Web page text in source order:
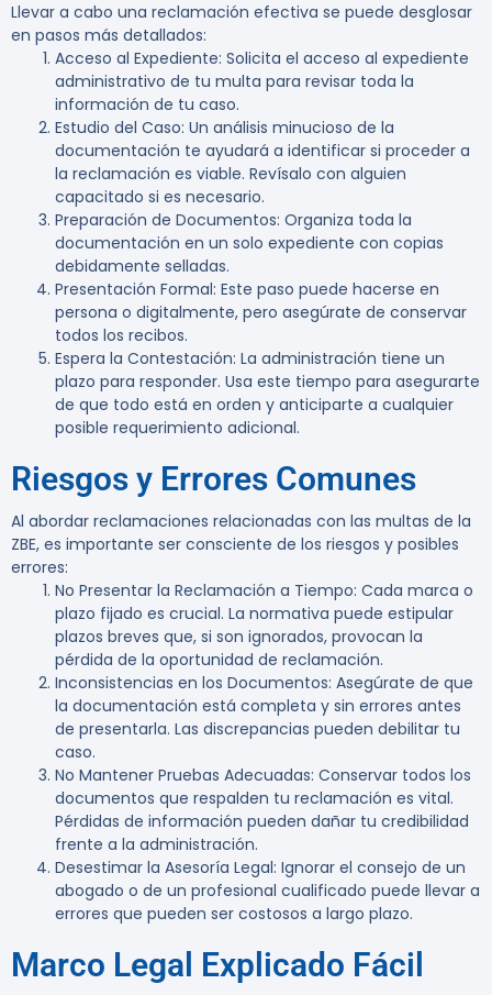
Llevar a cabo una reclamación efectiva se puede desglosar
en pasos más detallados:
Acceso al Expediente: Solicita el acceso al expediente
administrativo de tu multa para revisar toda la
información de tu caso.
Estudio del Caso: Un análisis minucioso de la
documentación te ayudará a identificar si proceder a
la reclamación es viable. Revísalo con alguien
capacitado si es necesario.
Preparación de Documentos: Organiza toda la
documentación en un solo expediente con copias
debidamente selladas.
Presentación Formal: Este paso puede hacerse en
persona o digitalmente, pero asegúrate de conservar
todos los recibos.
Espera la Contestación: La administración tiene un
plazo para responder. Usa este tiempo para asegurarte
de que todo está en orden y anticiparte a cualquier
posible requerimiento adicional.
Riesgos y Errores Comunes
Al abordar reclamaciones relacionadas con las multas de la
ZBE, es importante ser consciente de los riesgos y posibles
errores:
No Presentar la Reclamación a Tiempo: Cada marca o
plazo fijado es crucial. La normativa puede estipular
plazos breves que, si son ignorados, provocan la
pérdida de la oportunidad de reclamación.
Inconsistencias en los Documentos: Asegúrate de que
la documentación está completa y sin errores antes
de presentarla. Las discrepancias pueden debilitar tu
caso.
No Mantener Pruebas Adecuadas: Conservar todos los
documentos que respalden tu reclamación es vital.
Pérdidas de información pueden dañar tu credibilidad
frente a la administración.
Desestimar la Asesoría Legal: Ignorar el consejo de un
abogado o de un profesional cualificado puede llevar a
errores que pueden ser costosos a largo plazo.
Marco Legal Explicado Fácil